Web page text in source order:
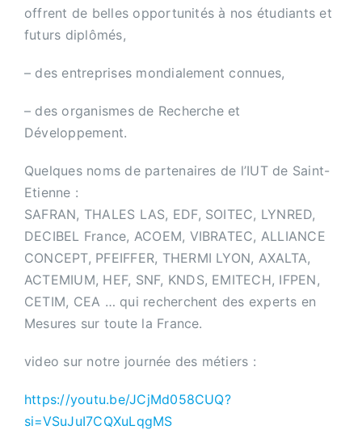
offrent de belles opportunités à nos étudiants et
futurs diplômés,
– des entreprises mondialement connues,
– des organismes de Recherche et
Développement.
Quelques noms de partenaires de l’IUT de Saint-
Etienne :
SAFRAN, THALES LAS, EDF, SOITEC, LYNRED,
DECIBEL France, ACOEM, VIBRATEC, ALLIANCE
CONCEPT, PFEIFFER, THERMI LYON, AXALTA,
ACTEMIUM, HEF, SNF, KNDS, EMITECH, IFPEN,
CETIM, CEA … qui recherchent des experts en
Mesures sur toute la France.
video sur notre journée des métiers :
https://youtu.be/JCjMd058CUQ?
si=VSuJuI7CQXuLqgMS